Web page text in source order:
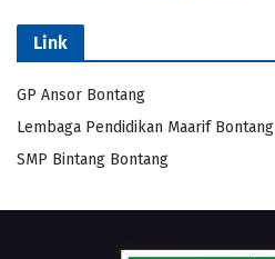
Link
GP Ansor Bontang
Lembaga Pendidikan Maarif Bontang
SMP Bintang Bontang